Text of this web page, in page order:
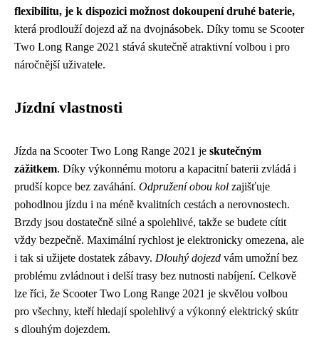
flexibilitu, je k dispozici možnost dokoupení druhé baterie,
která prodlouží dojezd až na dvojnásobek. Díky tomu se Scooter
Two Long Range 2021 stává skutečně atraktivní volbou i pro
náročnější uživatele.
Jízdní vlastnosti
Jízda na Scooter Two Long Range 2021 je skutečným
zážitkem. Díky výkonnému motoru a kapacitní baterii zvládá i
prudší kopce bez zaváhání. Odpružení obou kol zajišťuje
pohodlnou jízdu i na méně kvalitních cestách a nerovnostech.
Brzdy jsou dostatečně silné a spolehlivé, takže se budete cítit
vždy bezpečně. Maximální rychlost je elektronicky omezena, ale
i tak si užijete dostatek zábavy. Dlouhý dojezd vám umožní bez
problému zvládnout i delší trasy bez nutnosti nabíjení. Celkově
lze říci, že Scooter Two Long Range 2021 je skvělou volbou
pro všechny, kteří hledají spolehlivý a výkonný elektrický skútr
s dlouhým dojezdem.